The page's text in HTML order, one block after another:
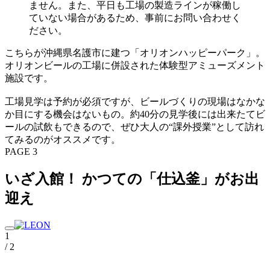
ません。また、平日も工場の製造ラインが稼働し
ていない場合があるため、事前にお問い合わせく
ださい。
こちらが沖縄県名護市に建つ「オリオンハッピーパーク」。
オリオンビールの工場に併設された体験型アミューズメント
施設です。
工場見学は予約が必須ですが、ビールづくりの現場はなかな
か目にする機会はないもの。約40分の見学後には出来たてビ
ールの試飲もできるので、ぜひ大人の“課外授業”として訪れ
てみるのがオススメです。
PAGE 3
いざ入館！ かつての「仕込釜」がお出
迎え
1
/ 2